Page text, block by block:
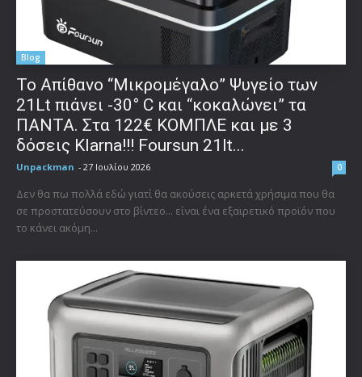
Blog
Το Απίθανο “Μικρομέγαλο” Ψυγείο των
21Lt πιάνει -30° C και “κοκαλώνει” τα
ΠΑΝΤΑ. Στα 122€ ΚΟΜΠΛΕ και με 3
δόσεις Klarna!!! Foursun 21lt...
Unpackman - 27 Ιουλίου 2026 0
Δεν θα πω πολλά εδώ γιατί θα ακούσεις αρκετά χρήσιμα που θα
σε προστατεύσουν στο βίντεο... είναι ένα εξαιρετικό προϊόν που
το κάνει ακόμη...